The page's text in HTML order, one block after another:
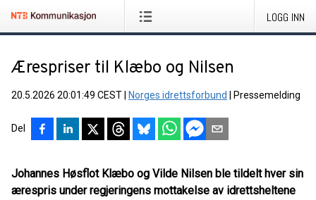
LOGG INN
Ærespriser til Klæbo og Nilsen
20.5.2026 20:01:49 CEST Norges idrettsforbund Pressemelding
Del
Johannes Høsflot Klæbo og Vilde Nilsen ble tildelt hver sin
ærespris under regjeringens mottakelse av idrettsheltene